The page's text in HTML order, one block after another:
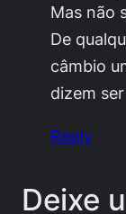
Mas não
De
câmbio
dizem
Reply
Deixe